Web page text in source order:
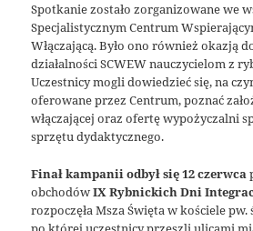
Spotkanie zostało zorganizowane we
Specjalistycznym Centrum
Włączającą. Było ono również okazją
działalności SCWEW nauczycielom z
Uczestnicy mogli dowiedzieć się, na
oferowane przez Centrum, poznać
włączającej oraz ofertę wypożyczalni
sprzętu dydaktycznego.
Finał kampanii odbył się 12 czerwca
obchodówIX Rybnickich Dni
rozpoczęła Msza Święta w kościele pw.